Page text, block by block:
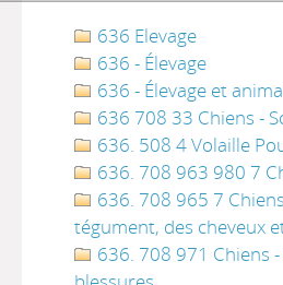
636 Elevage
636 - Élevage
636 - Élevage et
636 708 33 Chiens -
636. 508 4 Volaille
636. 708 963 980 7
636. 708 965 7
tégument, des cheveux
636. 708 971 Chiens